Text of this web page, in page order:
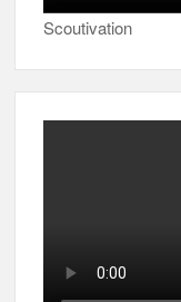
Scoutivation